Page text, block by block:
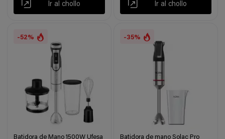
Ir al chollo Ir al chollo
-52%
Batidora de Mano 1500W Ufesa
-35%
Batidora de mano Solac Pro